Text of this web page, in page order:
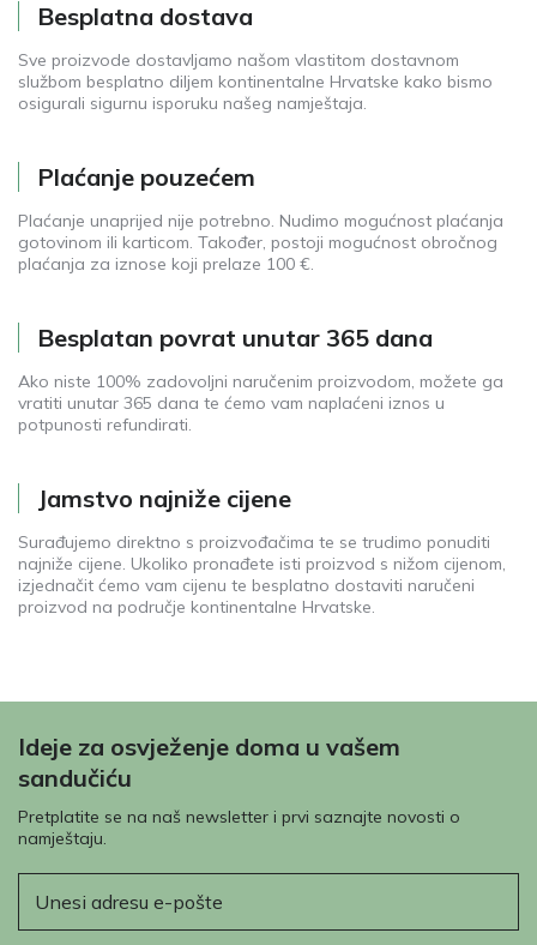
Besplatna dostava
Sve proizvode dostavljamo našom vlastitom dostavnom
službom besplatno diljem kontinentalne Hrvatske kako bismo
osigurali sigurnu isporuku našeg namještaja.
Plaćanje pouzećem
Plaćanje unaprijed nije potrebno. Nudimo mogućnost plaćanja
gotovinom ili karticom. Također, postoji mogućnost obročnog
plaćanja za iznose koji prelaze 100 €.
Besplatan povrat unutar 365 dana
Ako niste 100% zadovoljni naručenim proizvodom, možete ga
vratiti unutar 365 dana te ćemo vam naplaćeni iznos u
potpunosti refundirati.
Jamstvo najniže cijene
Surađujemo direktno s proizvođačima te se trudimo ponuditi
najniže cijene. Ukoliko pronađete isti proizvod s nižom cijenom,
izjednačit ćemo vam cijenu te besplatno dostaviti naručeni
proizvod na područje kontinentalne Hrvatske.
Ideje za osvježenje doma u vašem
sandučiću
Pretplatite se na naš newsletter i prvi saznajte novosti o
namještaju.